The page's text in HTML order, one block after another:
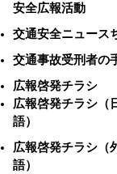
安全広報活動
交通安全ニュース
交通事故受刑者の
広報啓発チラシ
広報啓発チラシ（
語）
広報啓発チラシ（
語）